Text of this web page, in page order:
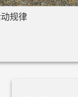
规律